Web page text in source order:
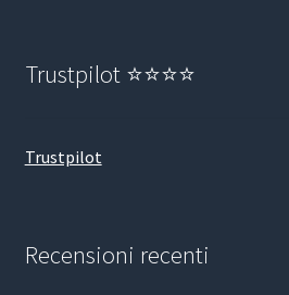
Trustpilot ⭐⭐⭐⭐
Trustpilot
Recensioni recenti